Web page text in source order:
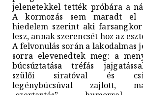
jelenetekkel tették próbára a
A kormozás sem maradt el
hiedelem szerint aki
lesz, annak szerencsét hoz az
A felvonulás során a lakodalmas
sorra elevenedtek meg: a
búcsúztatása tréfás
szülői siratóval és
legénybúcsúval zajlott,